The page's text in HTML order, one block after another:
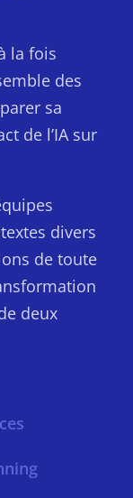
la fois
des
sa
de l’IA sur
divers
de toute
deux